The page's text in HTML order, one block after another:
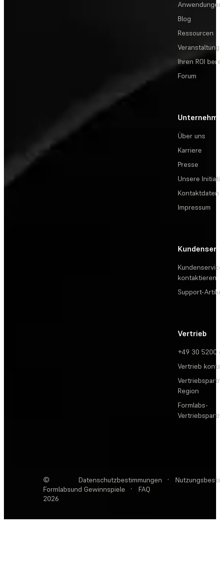
Blog
Ressourcen
Ihren ROI
Forum
Über uns
Karriere
Presse
Unsere
Kontaktdaten
Impressum
kontaktieren
Support-
Vertrieb
+49 30 5200
Vertrieb
Region
Formlabs-
©
Formlabs
2026
Datenschutzbestimmungen ·
und Gewinnspiele
· FAQ